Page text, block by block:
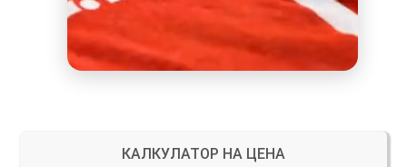
КАЛКУЛАТОР НА ЦЕНА